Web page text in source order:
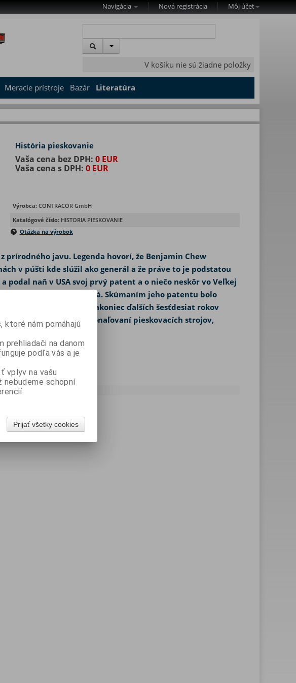
Navigácia Nová registrácia Môj účet
V košíku nie sú žiadne položky
Meracie prístroje Bazár Literatúra
História pieskovanie
Vaša cena bez DPH: 0 EUR
Vaša cena s DPH: 0 EUR
Výrobca: CONTRACOR GmbH
Katalógové číslo: HISTORIA PIESKOVANIE
Otázka na výrobok
prírodného javu. Legenda hovorí, že Benjamin Chew
v púšti kde slúžil ako generál a že práve to je podstatou
podal naň v USA svoj prvý patent a o niečo neskôr vo Veľkej
jednoznačne vhodná. Skúmaním jeho patentu bolo
procesu, aj keď nakoniec ďalších šesťdesiat rokov
prebiehajú v zdokonaľovaní pieskovacích strojov,
ktoré nám pomáhajú
prehliadači na danom
podľa vás a je
vplyv na vašu
schopní
Prijať všetky cookies